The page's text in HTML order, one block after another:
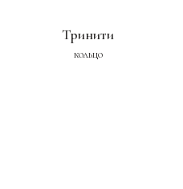
Тринити
кольцо